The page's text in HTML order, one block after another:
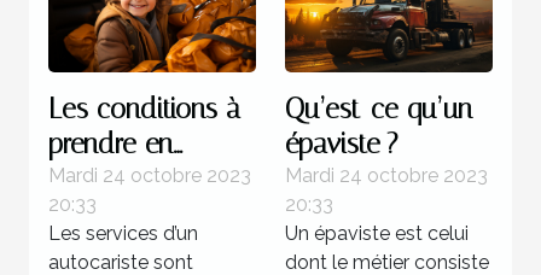
Les conditions à
prendre en
compte lors d’un
transport
d’enfants
Mardi 24 octobre 2023
20:33
Les services d’un
autocariste sont
Qu’est-ce qu’un
épaviste ?
Mardi 24 octobre 2023
20:33
Un épaviste est celui
dont le métier consiste